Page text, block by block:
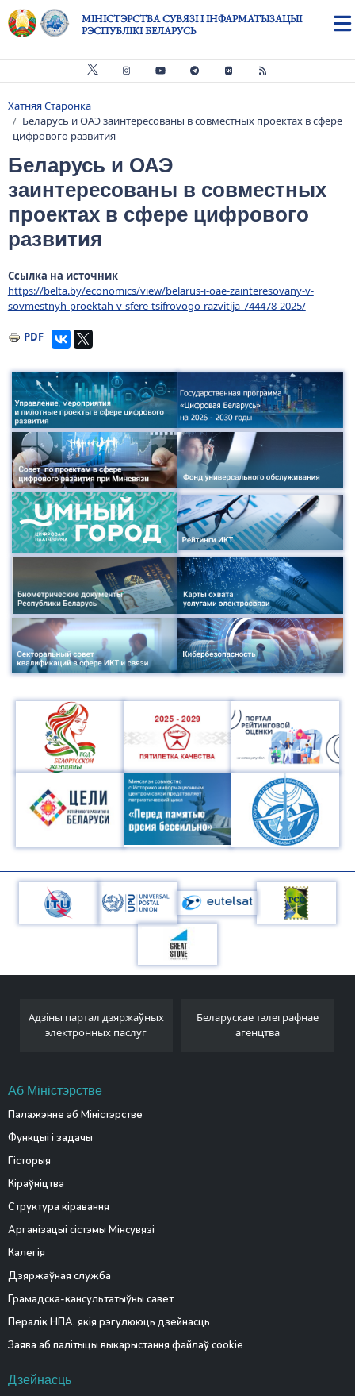
Skip to main content
МІНІСТЭРСТВА СУВЯЗІ І ІНФАРМАТЫЗАЦЫІ
РЭСПУБЛІКІ БЕЛАРУСЬ
Breadcrumb
Хатняя Старонка
Беларусь и ОАЭ заинтересованы в совместных проектах в сфере
цифрового развития
Беларусь и ОАЭ
заинтересованы в совместных
проектах в сфере цифрового
развития
Ссылка на источник
https://belta.by/economics/view/belarus-i-oae-zainteresovany-v-
sovmestnyh-proektah-v-sfere-tsifrovogo-razvitija-744478-2025/
PDF
Адзіны партал дзяржаўных
электронных паслуг
Беларускае тэлеграфнае
агенцтва
Аб Міністэрстве
Палажэнне аб Міністэрстве
Функцыі і задачы
Гісторыя
Кіраўніцтва
Структура кіравання
Арганізацыі сістэмы Мінсувязі
Калегія
Дзяржаўная служба
Грамадска-кансультатыўны савет
Пералік НПА, якія рэгулююць дзейнасць
Заява аб палітыцы выкарыстання файлаў cookie
Дзейнасць